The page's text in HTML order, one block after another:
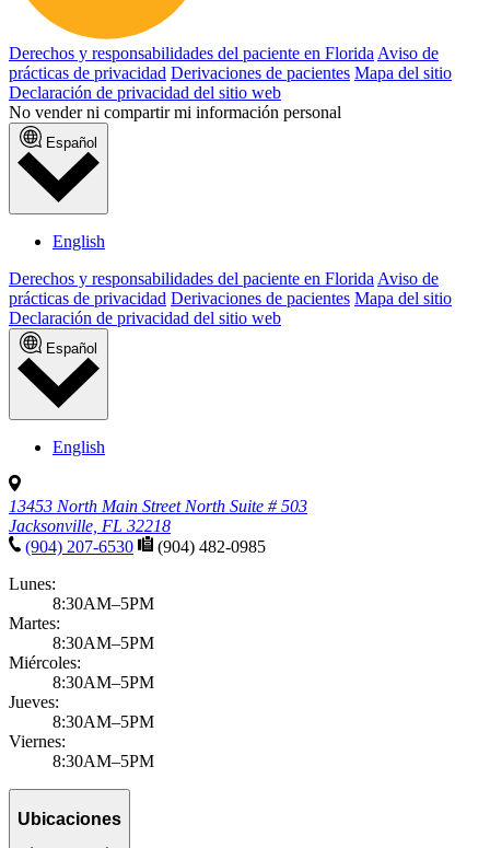
Derechos y responsabilidades del paciente en FloridaAviso de
prácticas de privacidad Derivaciones de pacientes Mapa del sitio
Declaración de privacidad del sitio web
No vender ni compartir mi información personal
Español
English
Derechos y responsabilidades del paciente en Florida Aviso de
prácticas de privacidad Derivaciones de pacientes Mapa del sitio
Declaración de privacidad del sitio web
Español
English
13453 North Main Street North Suite # 503
Jacksonville, FL 32218
(904) 207-6530
(904) 482-0985
Lunes:
8:30AM–5PM
Martes:
8:30AM–5PM
Miércoles:
8:30AM–5PM
Jueves:
8:30AM–5PM
Viernes:
8:30AM–5PM
Ubicaciones